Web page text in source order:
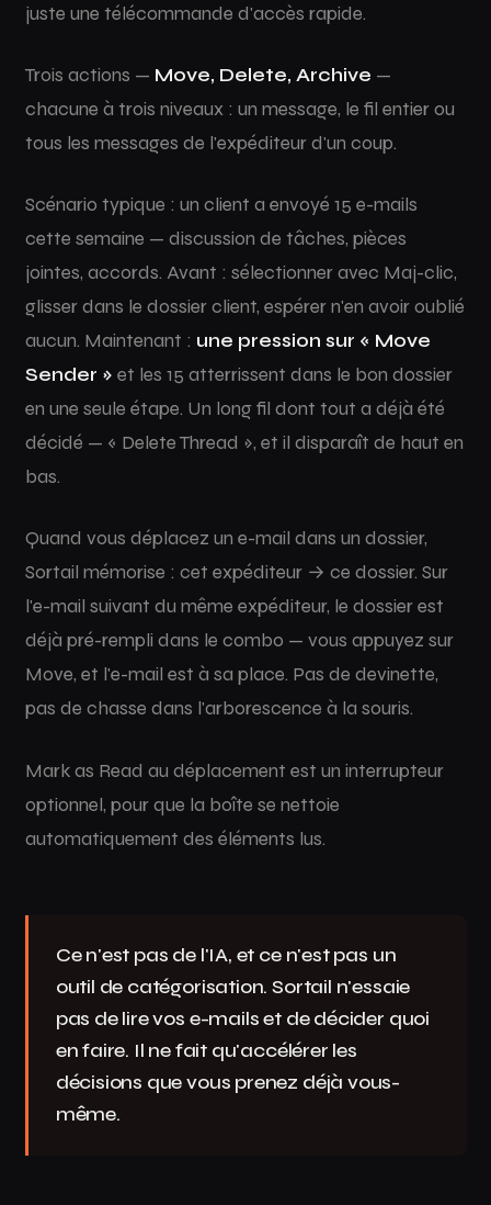
juste une télécommande d'accès rapide.
Trois actions — Move, Delete, Archive —
chacune à trois niveaux : un message, le fil entier ou
tous les messages de l'expéditeur d'un coup.
Scénario typique : un client a envoyé 15 e-mails
cette semaine — discussion de tâches, pièces
jointes, accords. Avant : sélectionner avec Maj-clic,
glisser dans le dossier client, espérer n'en avoir oublié
aucun. Maintenant : une pression sur « Move
Sender » et les 15 atterrissent dans le bon dossier
en une seule étape. Un long fil dont tout a déjà été
décidé — « Delete Thread », et il disparaît de haut en
bas.
Quand vous déplacez un e-mail dans un dossier,
Sortail mémorise : cet expéditeur → ce dossier. Sur
l'e-mail suivant du même expéditeur, le dossier est
déjà pré-rempli dans le combo — vous appuyez sur
Move, et l'e-mail est à sa place. Pas de devinette,
pas de chasse dans l'arborescence à la souris.
Mark as Read au déplacement est un interrupteur
optionnel, pour que la boîte se nettoie
automatiquement des éléments lus.
Ce n'est pas de l'IA, et ce n'est pas un
outil de catégorisation. Sortail n'essaie
pas de lire vos e-mails et de décider quoi
en faire. Il ne fait qu'accélérer les
décisions que vous prenez déjà vous-
même.